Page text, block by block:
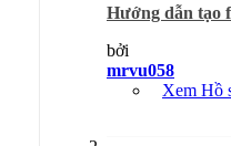
Hướng dẫn tạo
bởi
mrvu058
Xem Hồ